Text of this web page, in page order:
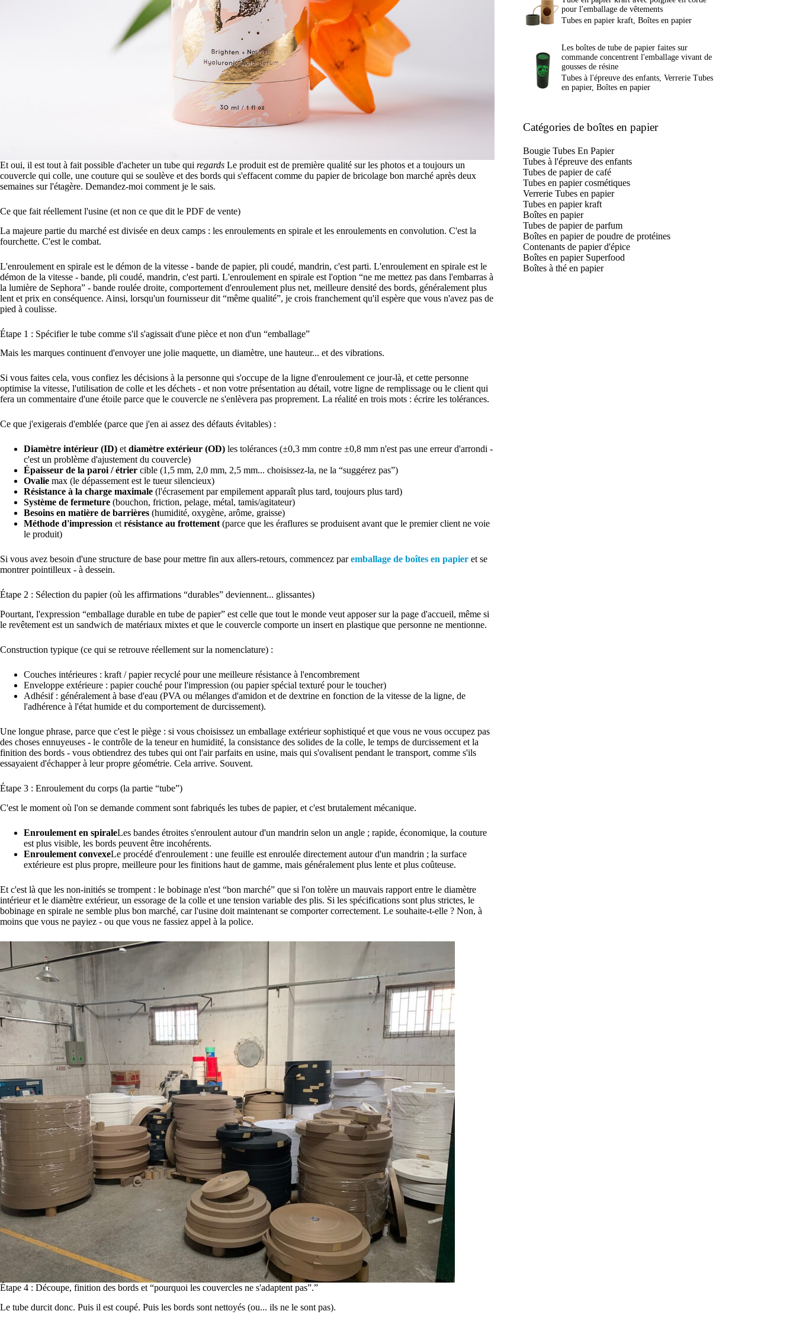
Et oui, il est tout à fait possible d'acheter un tube qui regards Le produit est de première qualité sur les photos et a toujours un
couvercle qui colle, une couture qui se soulève et des bords qui s'effacent comme du papier de bricolage bon marché après deux
semaines sur l'étagère. Demandez-moi comment je le sais.
Ce que fait réellement l'usine (et non ce que dit le PDF de vente)
La majeure partie du marché est divisée en deux camps : les enroulements en spirale et les enroulements en convolution. C'est la
fourchette. C'est le combat.
L'enroulement en spirale est le démon de la vitesse - bande de papier, pli coudé, mandrin, c'est parti. L'enroulement en spirale est le
démon de la vitesse - bande, pli coudé, mandrin, c'est parti. L'enroulement en spirale est l'option “ne me mettez pas dans l'embarras à
la lumière de Sephora” - bande roulée droite, comportement d'enroulement plus net, meilleure densité des bords, généralement plus
lent et prix en conséquence. Ainsi, lorsqu'un fournisseur dit “même qualité”, je crois franchement qu'il espère que vous n'avez pas de
pied à coulisse.
Étape 1 : Spécifier le tube comme s'il s'agissait d'une pièce et non d'un “emballage”
Mais les marques continuent d'envoyer une jolie maquette, un diamètre, une hauteur... et des vibrations.
Si vous faites cela, vous confiez les décisions à la personne qui s'occupe de la ligne d'enroulement ce jour-là, et cette personne
optimise la vitesse, l'utilisation de colle et les déchets - et non votre présentation au détail, votre ligne de remplissage ou le client qui
fera un commentaire d'une étoile parce que le couvercle ne s'enlèvera pas proprement. La réalité en trois mots : écrire les tolérances.
Ce que j'exigerais d'emblée (parce que j'en ai assez des défauts évitables) :
Diamètre intérieur (ID) et diamètre extérieur (OD) les tolérances (±0,3 mm contre ±0,8 mm n'est pas une erreur d'arrondi -
c'est un problème d'ajustement du couvercle)
Épaisseur de la paroi / étrier cible (1,5 mm, 2,0 mm, 2,5 mm... choisissez-la, ne la “suggérez pas”)
Ovalie max (le dépassement est le tueur silencieux)
Résistance à la charge maximale (l'écrasement par empilement apparaît plus tard, toujours plus tard)
Système de fermeture (bouchon, friction, pelage, métal, tamis/agitateur)
Besoins en matière de barrières (humidité, oxygène, arôme, graisse)
Méthode d'impression et résistance au frottement (parce que les éraflures se produisent avant que le premier client ne voie
le produit)
Si vous avez besoin d'une structure de base pour mettre fin aux allers-retours, commencez paremballage de boîtes en papier et se
montrer pointilleux - à dessein.
Étape 2 : Sélection du papier (où les affirmations “durables” deviennent... glissantes)
Pourtant, l'expression “emballage durable en tube de papier” est celle que tout le monde veut apposer sur la page d'accueil, même si
le revêtement est un sandwich de matériaux mixtes et que le couvercle comporte un insert en plastique que personne ne mentionne.
Construction typique (ce qui se retrouve réellement sur la nomenclature) :
Couches intérieures : kraft / papier recyclé pour une meilleure résistance à l'encombrement
Enveloppe extérieure : papier couché pour l'impression (ou papier spécial texturé pour le toucher)
Adhésif : généralement à base d'eau (PVA ou mélanges d'amidon et de dextrine en fonction de la vitesse de la ligne, de
l'adhérence à l'état humide et du comportement de durcissement).
Une longue phrase, parce que c'est le piège : si vous choisissez un emballage extérieur sophistiqué et que vous ne vous occupez pas
des choses ennuyeuses - le contrôle de la teneur en humidité, la consistance des solides de la colle, le temps de durcissement et la
finition des bords - vous obtiendrez des tubes qui ont l'air parfaits en usine, mais qui s'ovalisent pendant le transport, comme s'ils
essayaient d'échapper à leur propre géométrie. Cela arrive. Souvent.
Étape 3 : Enroulement du corps (la partie “tube”)
C'est le moment où l'on se demande comment sont fabriqués les tubes de papier, et c'est brutalement mécanique.
Enroulement en spiraleLes bandes étroites s'enroulent autour d'un mandrin selon un angle ; rapide, économique, la couture
est plus visible, les bords peuvent être incohérents.
Enroulement convexeLe procédé d'enroulement : une feuille est enroulée directement autour d'un mandrin ; la surface
extérieure est plus propre, meilleure pour les finitions haut de gamme, mais généralement plus lente et plus coûteuse.
Et c'est là que les non-initiés se trompent : le bobinage n'est “bon marché” que si l'on tolère un mauvais rapport entre le diamètre
intérieur et le diamètre extérieur, un essorage de la colle et une tension variable des plis. Si les spécifications sont plus strictes, le
bobinage en spirale ne semble plus bon marché, car l'usine doit maintenant se comporter correctement. Le souhaite-t-elle ? Non, à
moins que vous ne payiez - ou que vous ne fassiez appel à la police.
Étape 4 : Découpe, finition des bords et “pourquoi les couvercles ne s'adaptent pas”.”
Le tube durcit donc. Puis il est coupé. Puis les bords sont nettoyés (ou... ils ne le sont pas).
pour l'emballage de vêtements
Tubes en papier kraft ,Boîtes en papier
Les boîtes de tube de papier faites sur
commande concentrent l'emballage vivant de
gousses de résine
Tubes à l'épreuve des enfants ,Verrerie Tubes
en papier,Boîtes en papier
Catégories de boîtes en papier
Bougie Tubes En Papier
Tubes à l'épreuve des enfants
Tubes de papier de café
Tubes en papier cosmétiques
Verrerie Tubes en papier
Tubes en papier kraft
Boîtes en papier
Tubes de papier de parfum
Boîtes en papier de poudre de protéines
Contenants de papier d'épice
Boîtes en papier Superfood
Boîtes à thé en papier